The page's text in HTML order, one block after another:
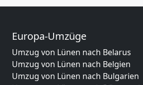
Europa-Umzüge
Umzug von Lünen nach Belarus
Umzug von Lünen nach Belgien
Umzug von Lünen nach Bulgarien